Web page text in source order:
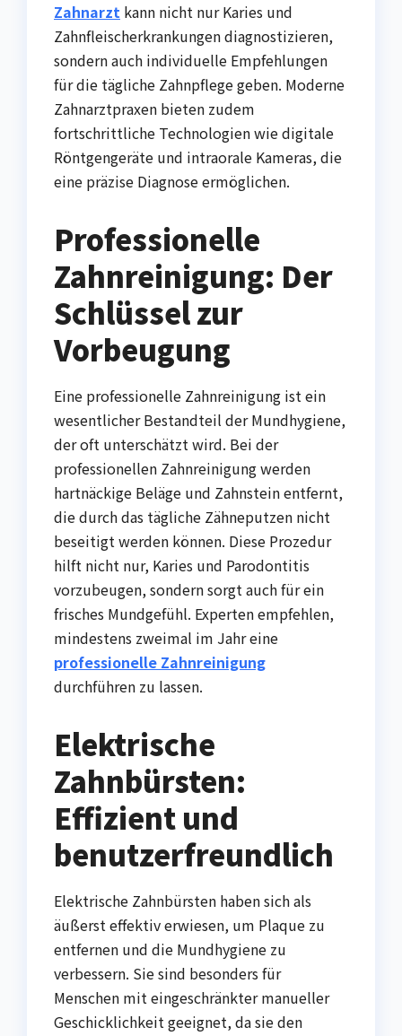
Zahnarzt kann nicht nur Karies und
Zahnfleischerkrankungen diagnostizieren,
sondern auch individuelle Empfehlungen
für die tägliche Zahnpflege geben. Moderne
Zahnarztpraxen bieten zudem
fortschrittliche Technologien wie digitale
Röntgengeräte und intraorale Kameras, die
eine präzise Diagnose ermöglichen.
Professionelle
Zahnreinigung: Der
Schlüssel zur
Vorbeugung
Eine professionelle Zahnreinigung ist ein
wesentlicher Bestandteil der Mundhygiene,
der oft unterschätzt wird. Bei der
professionellen Zahnreinigung werden
hartnäckige Beläge und Zahnstein entfernt,
die durch das tägliche Zähneputzen nicht
beseitigt werden können. Diese Prozedur
hilft nicht nur, Karies und Parodontitis
vorzubeugen, sondern sorgt auch für ein
frisches Mundgefühl. Experten empfehlen,
mindestens zweimal im Jahr eine
professionelle Zahnreinigung
durchführen zu lassen.
Elektrische
Zahnbürsten:
Effizient und
benutzerfreundlich
Elektrische Zahnbürsten haben sich als
äußerst effektiv erwiesen, um Plaque zu
entfernen und die Mundhygiene zu
verbessern. Sie sind besonders für
Menschen mit eingeschränkter manueller
Geschicklichkeit geeignet, da sie den